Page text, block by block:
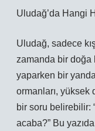
Uludağ’da Hangi
Uludağ, sadece
zamanda bir doğa
yaparken bir
ormanları, yüksek
bir soru belirebilir:
acaba?” Bu